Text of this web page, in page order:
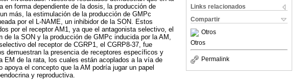
Links relacionados
Compartir
Otros
Otros
Permalink
en forma dependiente de la dosis, la producción de
más, la estimulación de la producción de GMPc
por el L-NAME, un inhibidor de la SON. Estos
por el receptor AM1, ya que el antagonista selectivo, el
de la SON y la producción de GMPc inducida por la AM,
del receptor de CGRP1, el CGRP8-37, fue
demuestran la presencia de receptores específicos y
EM de la rata, los cuales están acoplados a la vía de
el concepto que la AM podría jugar un papel
y reproductiva.